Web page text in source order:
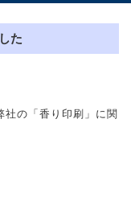
た
の「香り印刷」に関